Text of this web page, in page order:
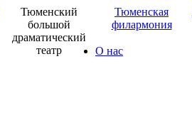
Тюменский
большой
драматический
театр
Тюменская
филармония
О нас